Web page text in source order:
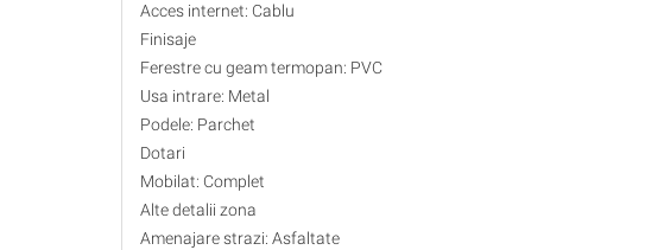
Acces internet: Cablu
Finisaje
Ferestre cu geam termopan: PVC
Usa intrare: Metal
Podele: Parchet
Dotari
Mobilat: Complet
Alte detalii zona
Amenajare strazi: Asfaltate